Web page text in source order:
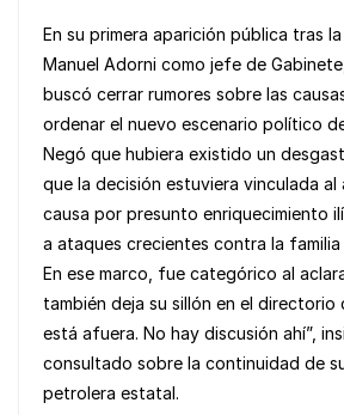
c
e
b
o
o
k
at
s
A
p
p
p
y
Li
n
k
ar
e
En su primera aparición pública tras
Manuel Adorni como jefe de
buscó cerrar rumores sobre las
ordenar el nuevo escenario político
Negó que hubiera existido un
que la decisión estuviera vinculada al
causa por presunto enriquecimiento
a ataques crecientes contra la
En ese marco, fue categórico al
también deja su sillón en el directorio
está afuera. No hay discusión ahí”,
consultado sobre la continuidad de
petrolera estatal.